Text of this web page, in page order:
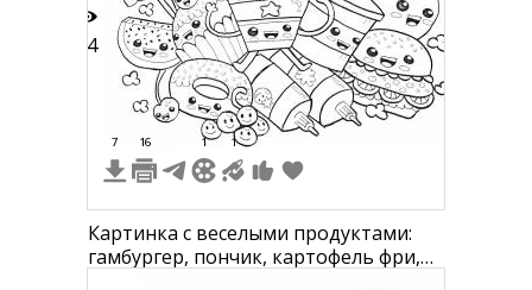
34
7 16 1 1
Картинка с веселыми продуктами:
гамбургер, пончик, картофель фри,